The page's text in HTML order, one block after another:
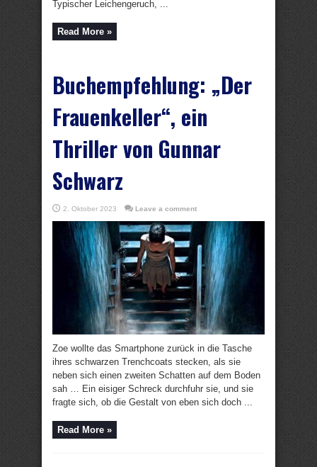
Typischer Leichengeruch, ...
Read More »
Buchempfehlung: „Der
Frauenkeller“, ein
Thriller von Gunnar
Schwarz
2. Oktober 2023 Leave a comment
Zoe wollte das Smartphone zurück in die Tasche
ihres schwarzen Trenchcoats stecken, als sie
neben sich einen zweiten Schatten auf dem Boden
sah … Ein eisiger Schreck durchfuhr sie, und sie
fragte sich, ob die Gestalt von eben sich doch ...
Read More »